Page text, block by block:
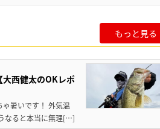
もっと見る
西健太のOKレポ
暑いです！ 外気温
なると本当に無理[…]